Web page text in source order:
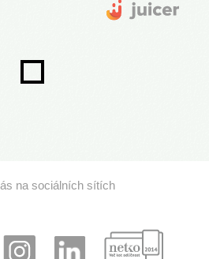
na sociálních sítích